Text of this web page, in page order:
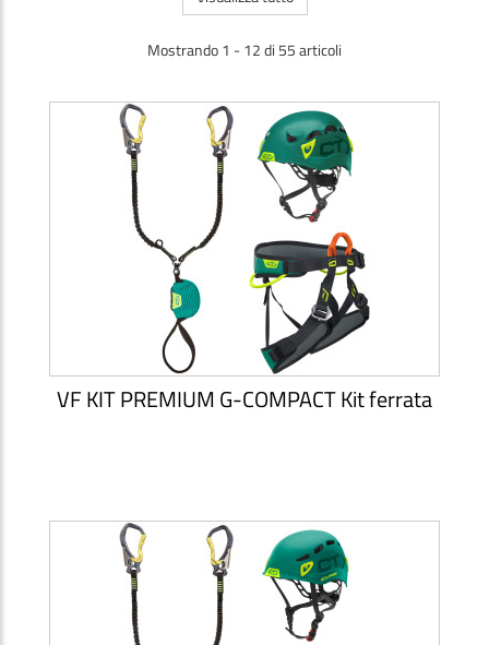
Mostrando 1 - 12 di 55 articoli
VF KIT PREMIUM G-COMPACT Kit ferrata